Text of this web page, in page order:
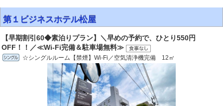
第１ビジネスホテル松屋
【早期割引60◆素泊りプラン】＼早めの予約で、ひとり550円
OFF！！／≪Wi-Fi完備＆駐車場無料≫
☆シングルルーム【禁煙】Wi-Fi／空気清浄機完備 12㎡